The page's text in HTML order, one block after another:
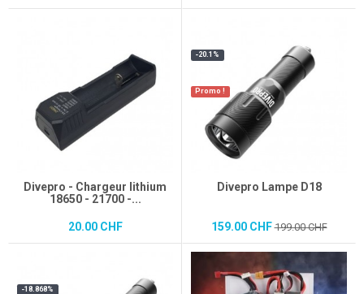
Divepro - Chargeur lithium
18650 - 21700 -...
20.00 CHF
Promo !
Divepro Lampe D18
159.00 CHF199.00 CHF
-20.1%
-18.868%